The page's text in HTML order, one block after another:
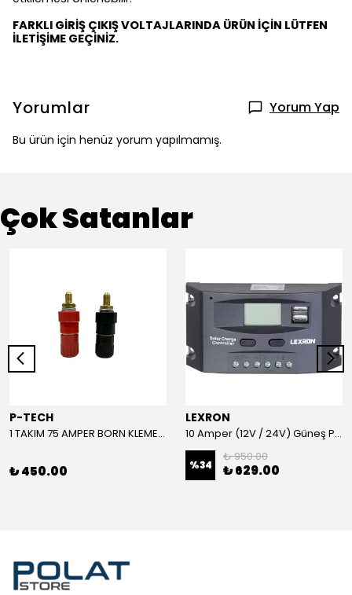
FARKLI GİRİŞ ÇIKIŞ VOLTAJLARINDA ÜRÜN İÇİN LÜTFEN
İLETİŞİME GEÇİNİZ.
Yorumlar Yorum Yap
Bu ürün için henüz yorum yapılmamış.
Çok Satanlar
P-TECH
1 TAKIM 75 AMPER BORN KLEMENS (KIRMIZI-SİYAH)
₺ 450.00
LEXRON
10 Amper (12V / 24V) Güneş Paneli Şarj Kontrol Cihazı
%34
₺ 950.00
₺ 629.00